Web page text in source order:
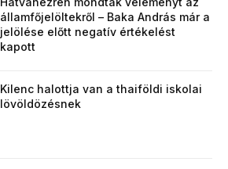
államfőjelöltekről – Baka András már a
jelölése előtt negatív értékelést
kapott
Kilenc halottja van a thaiföldi iskolai
lövöldözésnek